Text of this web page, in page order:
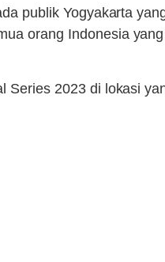
publik Yogyakarta
orang Indonesia
Series 2023 di lokasi